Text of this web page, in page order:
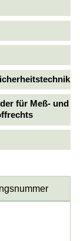
für Meß- und